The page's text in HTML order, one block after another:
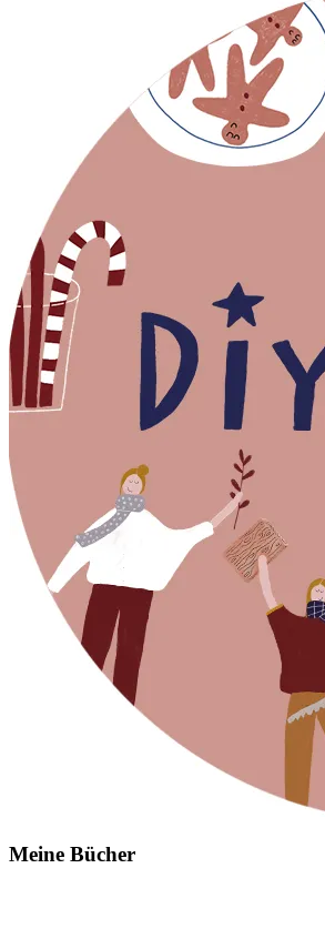
Meine Bücher